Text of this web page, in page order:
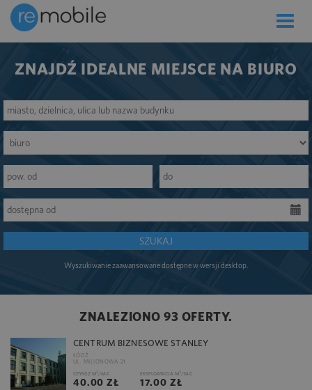
Toggle
ZNAJDŹ IDEALNE MIEJSCE NA BIURO
SZUKAJ
Wyszukiwanie zaawansowane dostępne w wersji desktop.
ZNALEZIONO 93 OFERTY.
CENTRUM BIZNESOWE STANLEY
ŁÓDŹ
UL. MILIONOWA 21
CZYNSZ M2 /M-C
40.00 ZŁ
EKSPLOATACJA M2 /M-C
17.00 ZŁ